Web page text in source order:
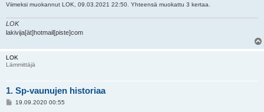
Viimeksi muokannut LOK , 09.03.2021 22:50. Yhteensä muokattu 3 kertaa.
LOK
lakivija[ät]hotmail[piste]com
LOK
Lämmittäjä
1. Sp-vaunujen historiaa
V19.09.2020 00:55